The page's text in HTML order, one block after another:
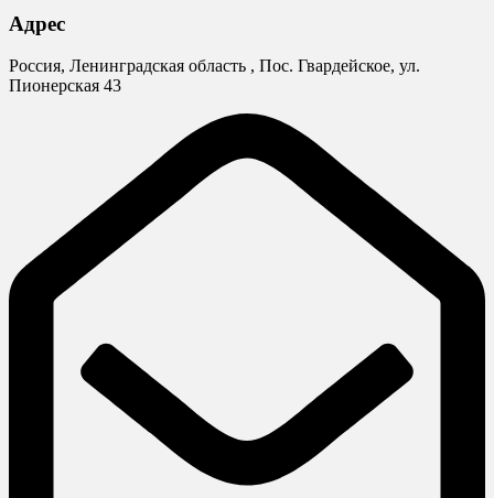
Адрес
Россия, Ленинградская область , Пос. Гвардейское, ул.
Пионерская 43